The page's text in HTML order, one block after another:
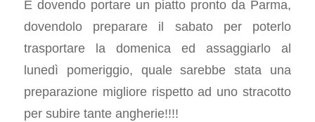
E dovendo portare un piatto pronto da Parma,
dovendolo preparare il sabato per poterlo
trasportare la domenica ed assaggiarlo al
lunedì pomeriggio, quale sarebbe stata una
preparazione migliore rispetto ad uno stracotto
per subire tante angherie!!!!